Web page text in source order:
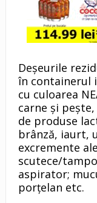
Deșeurile
în containerul
cu culoarea
carne şi
de produse
brânză, iaurt,
excremente
scutece/
aspirator;
porţelan etc.